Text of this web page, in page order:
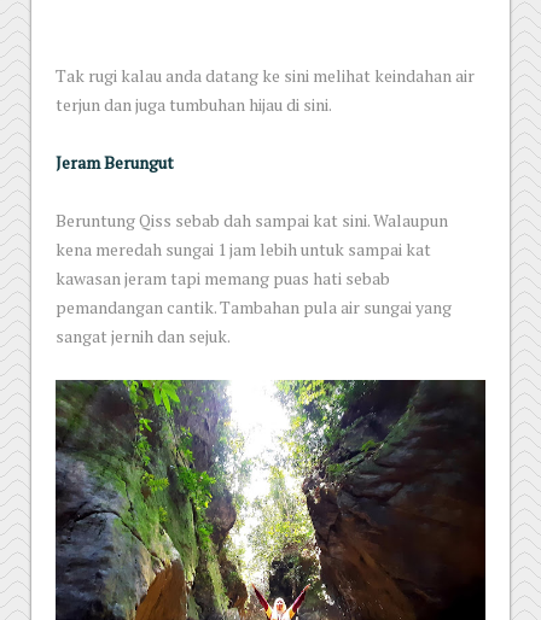
Tak rugi kalau anda datang ke sini melihat keindahan air
terjun dan juga tumbuhan hijau di sini.
Jeram Berungut
Beruntung Qiss sebab dah sampai kat sini. Walaupun
kena meredah sungai 1 jam lebih untuk sampai kat
kawasan jeram tapi memang puas hati sebab
pemandangan cantik. Tambahan pula air sungai yang
sangat jernih dan sejuk.